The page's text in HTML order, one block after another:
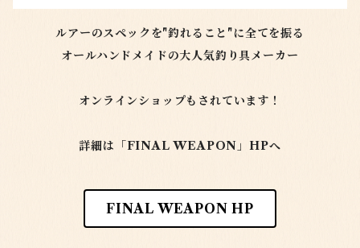
ルアーのスペックを"釣れること"に全てを振る
オールハンドメイドの大人気釣り具メーカー
オンラインショップもされています！
詳細は「FINAL WEAPON」HPへ
FINAL WEAPON HP